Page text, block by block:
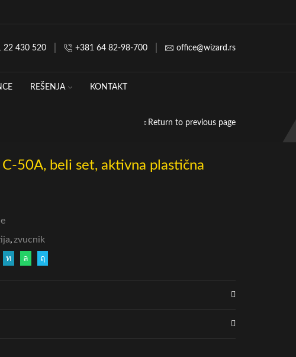
22 430 520 +381 64 82-98-700 office@wizard.rs
REŠENJA KONTAKT
Return to previous page
50A, beli set, aktivna plastična
,zvucnik